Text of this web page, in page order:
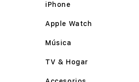
iPhone
Apple Watch
Música
TV & Hogar